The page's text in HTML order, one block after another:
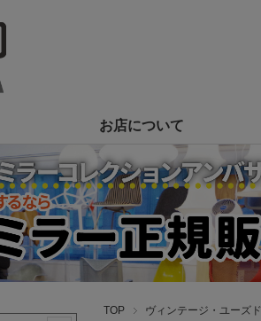
お店について
TOP ヴィンテージ・ユーズド